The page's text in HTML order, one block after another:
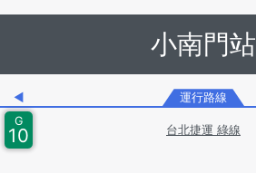
小南門站
◀ 運行路線
G
10 台北捷運 綠線